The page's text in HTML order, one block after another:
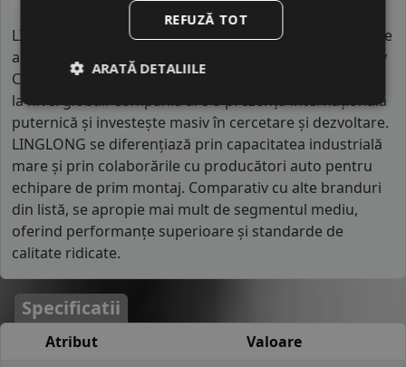
LINGLONG este unul dintre cei mai mari producători de
anvelope din China, cu fabrici în mai multe țări, inclusiv
China, Thailanda și Serbia, și cu zeci de mii de angajați
la nivel global. Compania are o prezență internațională
puternică și investește masiv în cercetare și dezvoltare.
LINGLONG se diferențiază prin capacitatea industrială
mare și prin colaborările cu producători auto pentru
echipare de prim montaj. Comparativ cu alte branduri
din listă, se apropie mai mult de segmentul mediu,
oferind performanțe superioare și standarde de
calitate ridicate.
Specificatii
Atribut
Valoare
REFUZĂ TOT
ARATĂ DETALIILE